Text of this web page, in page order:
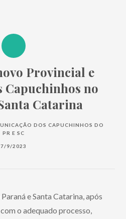
Provincial e
Capuchinhos no
Catarina
DOS CAPUCHINHOS DO
PR E SC
7/9/2023
e Santa Catarina, após
o adequado processo,